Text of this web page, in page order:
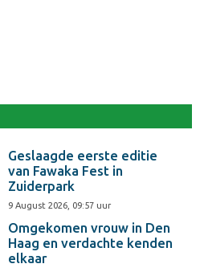
Geslaagde eerste editie
van Fawaka Fest in
Zuiderpark
9 August 2026, 09:57 uur
Omgekomen vrouw in Den
Haag en verdachte kenden
elkaar